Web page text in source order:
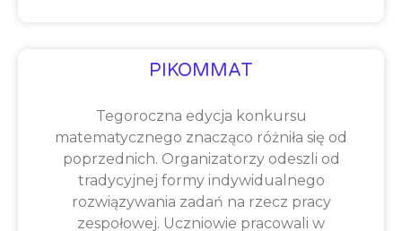
PIKOMMAT
Tegoroczna edycja konkursu
matematycznego znacząco różniła się od
poprzednich. Organizatorzy odeszli od
tradycyjnej formy indywidualnego
rozwiązywania zadań na rzecz pracy
zespołowej. Uczniowie pracowali w